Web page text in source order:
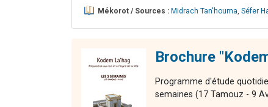
Mékorot / Sources : Midrach Tan'houma Séfer
Brochure
Programme d'étude
semaines (17 Tamouz - 9